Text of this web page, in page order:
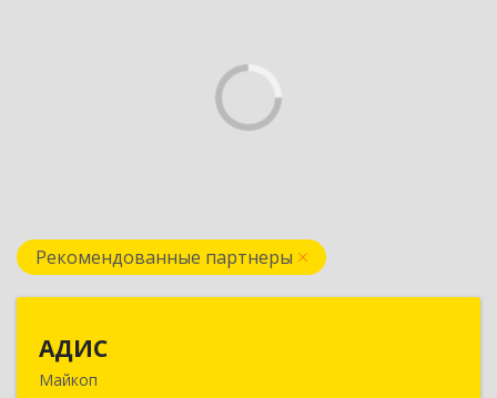
Рекомендованные партнеры
АДИС
Майкоп